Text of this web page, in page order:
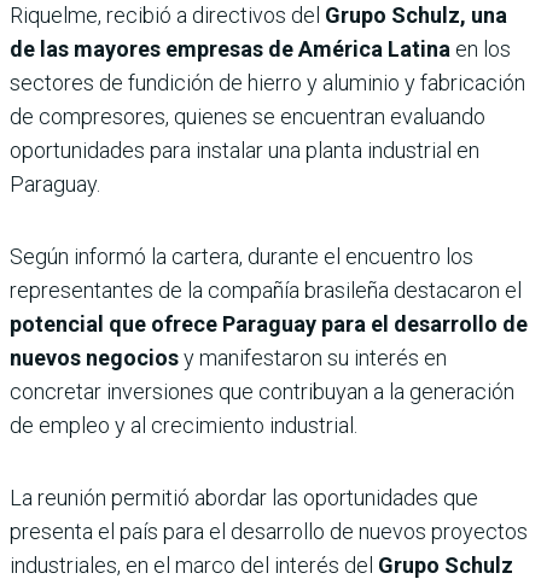
Riquelme, recibió a directivos del Grupo Schulz, una
de las mayores empresas de América Latina en los
sectores de fundición de hierro y aluminio y fabricación
de compresores, quienes se encuentran evaluando
oportunidades para instalar una planta industrial en
Paraguay.
Según informó la cartera, durante el encuentro los
representantes de la compañía brasileña destacaron el
potencial que ofrece Paraguay para el desarrollo de
nuevos negociosy manifestaron su interés en
concretar inversiones que contribuyan a la generación
de empleo y al crecimiento industrial.
La reunión permitió abordar las oportunidades que
presenta el país para el desarrollo de nuevos proyectos
industriales, en el marco del interés del Grupo Schulz